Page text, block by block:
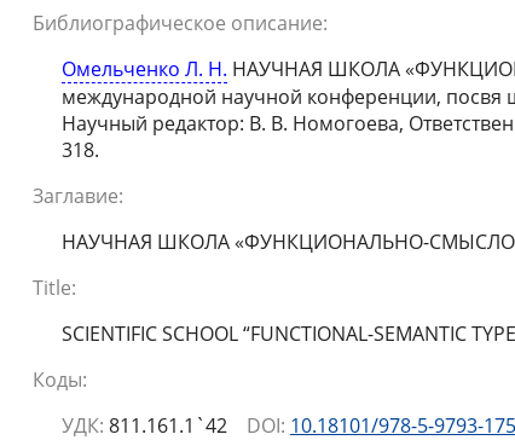
Библиографическое описание:
Омельченко Л. Н. НАУЧНАЯ ШКОЛА
международной научной конференции, посвя
Научный редактор: В. В. Номогоева,
318.
Заглавие:
НАУЧНАЯ ШКОЛА «ФУНКЦИОНАЛЬНО-
Title:
SCIENTIFIC SCHOOL “FUNCTIONAL-SEMANTIC
Коды:
УДК: 811.161.1`42 DOI: 10.18101/978-5-9793-